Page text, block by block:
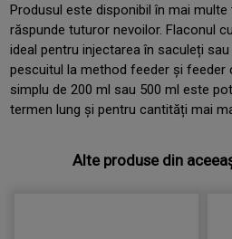
Produsul este disponibil în mai
răspunde tuturor nevoilor. Flaconul
ideal pentru injectarea în saculeți
pescuitul la method feeder și feeder
simplu de 200 ml sau 500 ml este
termen lung și pentru cantități mai
Alte produse din